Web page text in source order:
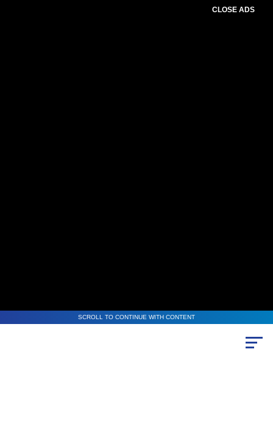
CLOSE ADS
SCROLL TO CONTINUE WITH CONTENT